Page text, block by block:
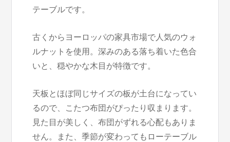
テーブルです。
古くからヨーロッパの家具市場で人気のウォ
ルナットを使用。深みのある落ち着いた色合
いと、穏やかな木目が特徴です。
天板とほぼ同じサイズの板が土台になってい
るので、こたつ布団がぴったり収まります。
見た目が美しく、布団がずれる心配もありま
せん。また、季節が変わってもローテーブル